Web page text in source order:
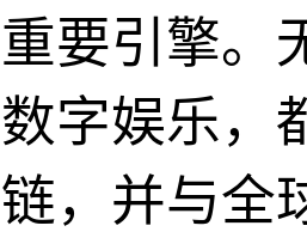
要引擎
字娱乐，
，并与全